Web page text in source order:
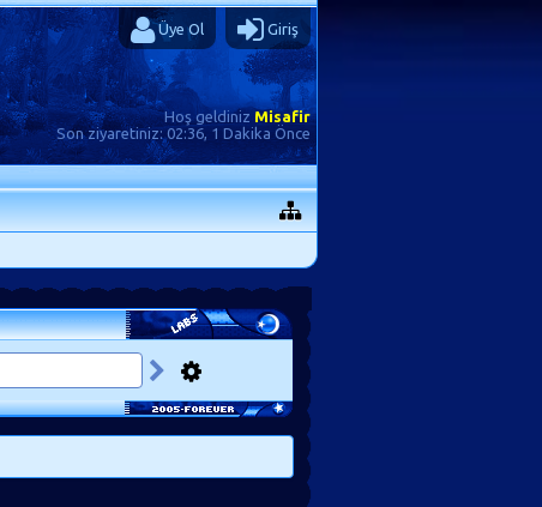
Üye Ol Giriş
Hoş geldiniz Misafir
Son ziyaretiniz:02:36, 1 Dakika Önce